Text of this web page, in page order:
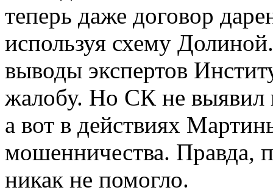
теперь даже договор
используя схему
выводы экспертов
жалобу. Но СК не выявил
а вот в действиях
мошенничества. Правда,
никак не помогло.